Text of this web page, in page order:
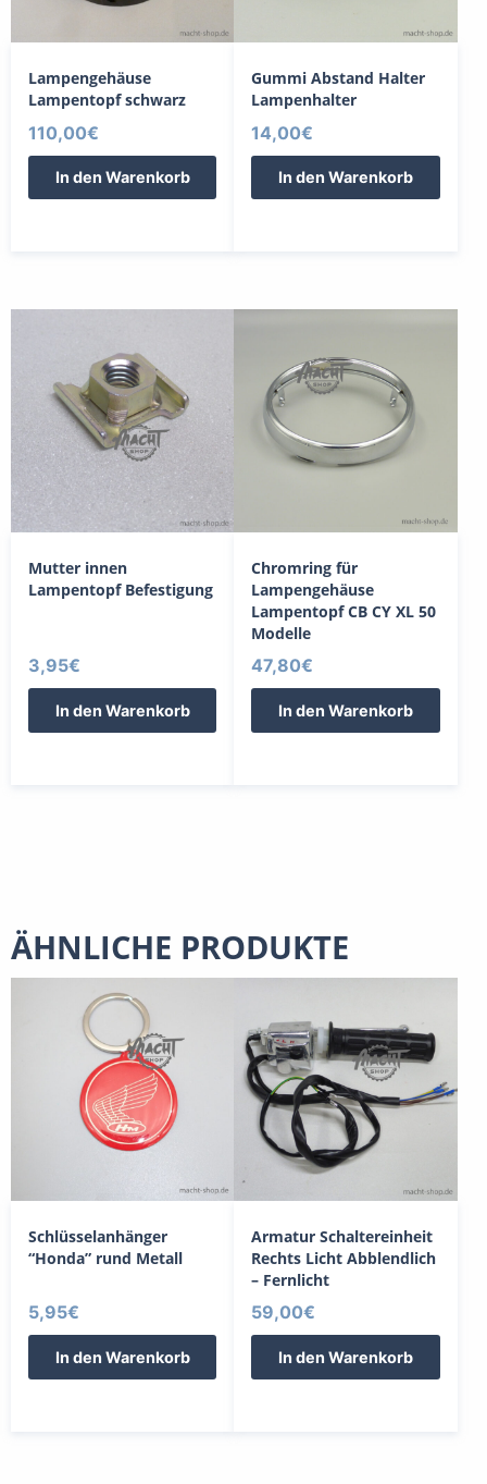
Lampengehäuse
Lampentopf schwarz
110,00€
In den Warenkorb
Gummi Abstand Halter
Lampenhalter
14,00€
In den Warenkorb
Mutter innen
Lampentopf Befestigung
3,95€
In den Warenkorb
Chromring für
Lampengehäuse
Lampentopf CB CY XL 50
Modelle
47,80€
In den Warenkorb
ÄHNLICHE PRODUKTE
Schlüsselanhänger
“Honda” rund Metall
5,95€
In den Warenkorb
Armatur Schaltereinheit
Rechts Licht Abblendlich
– Fernlicht
59,00€
In den Warenkorb